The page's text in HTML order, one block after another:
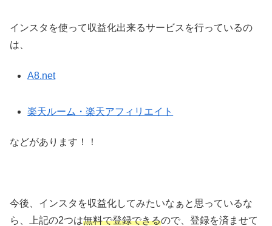
インスタを使って収益化出来るサービスを行っているの
は、
A8.net
楽天ルーム・楽天アフィリエイト
などがあります！！
今後、インスタを収益化してみたいなぁと思っているな
ら、上記の2つは無料で登録できるので、登録を済ませて